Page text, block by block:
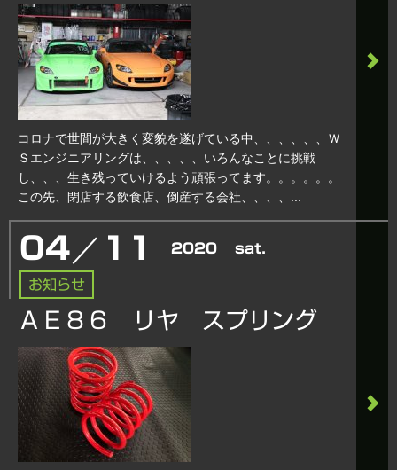
コロナで世間が大きく変貌を遂げている中、、、、、、Ｗ
Ｓエンジニアリングは、、、、、いろんなことに挑戦
し、、、生き残っていけるよう頑張ってます。。。。。。
この先、閉店する飲食店、倒産する会社、、、、...
04 ／ 11 2020 sat.
お知らせ
ＡＥ８６ リヤ スプリング